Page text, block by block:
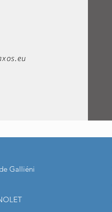
Galliéni